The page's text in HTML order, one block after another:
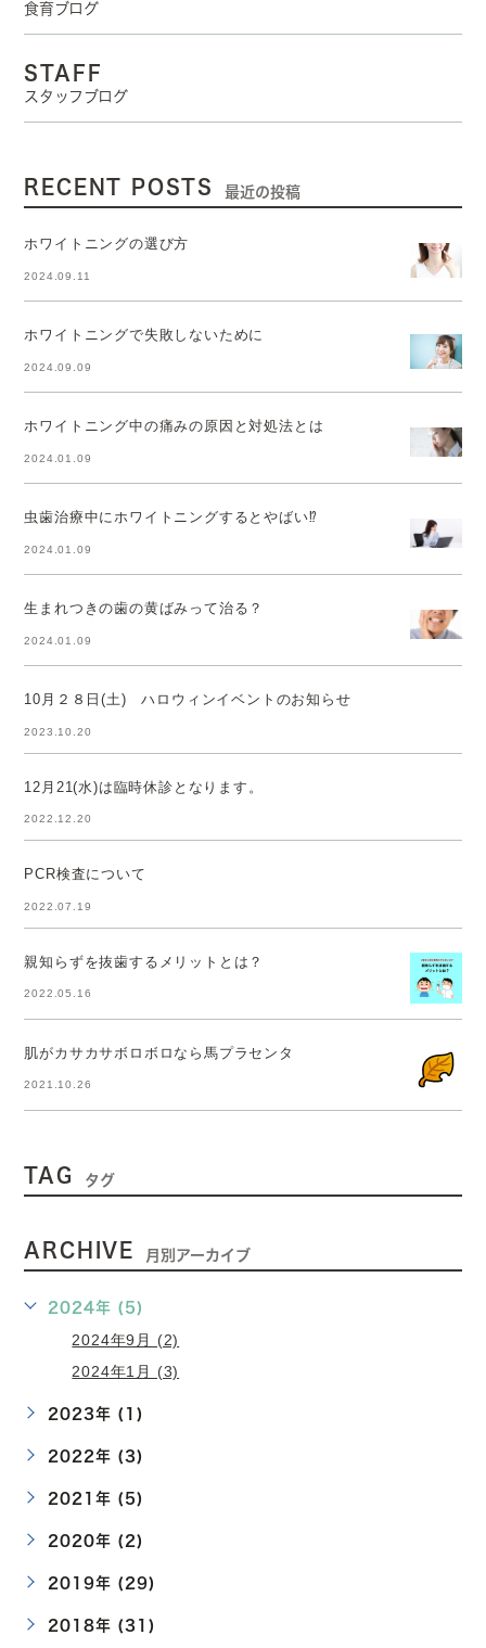
食育ブログ
STAFF
スタッフブログ
RECENT POSTS 最近の投稿
ホワイトニングの選び方
2024.09.11
ホワイトニングで失敗しないために
2024.09.09
ホワイトニング中の痛みの原因と対処法とは
2024.01.09
虫歯治療中にホワイトニングするとやばい⁉
2024.01.09
生まれつきの歯の黄ばみって治る？
2024.01.09
10月２８日(土) ハロウィンイベントのお知らせ
2023.10.20
12月21(水)は臨時休診となります。
2022.12.20
PCR検査について
2022.07.19
親知らずを抜歯するメリットとは？
2022.05.16
肌がカサカサボロボロなら馬プラセンタ
2021.10.26
TAG タグ
ARCHIVE 月別アーカイブ
2024年 (5)
2024年9月 (2)
2024年1月 (3)
2023年 (1)
2022年 (3)
2021年 (5)
2020年 (2)
2019年 (29)
2018年 (31)